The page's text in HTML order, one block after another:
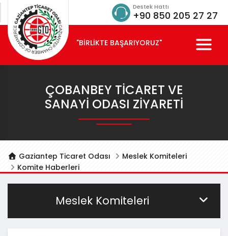
Destek Hattı
+90 850 205 27 27
"BİRLİKTE BAŞARIYORUZ"
ÇOBANBEY TICARET VE
SANAYI ODASI ZIYARETI
Gaziantep Ticaret Odası
Meslek Komiteleri
Komite Haberleri
Meslek Komiteleri